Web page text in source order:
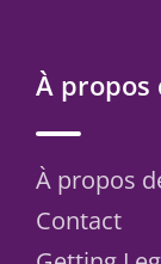
À propos
À propos
Contact